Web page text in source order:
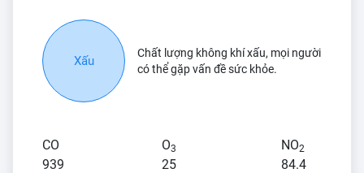
Xấu
Chất lượng không khí xấu, mọi người
có thể gặp vấn đề sức khỏe.
CO
939
O3
25
NO2
84.4